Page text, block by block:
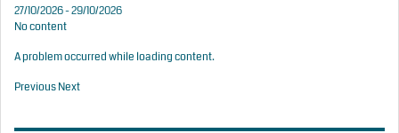
27/10/2026 - 29/10/2026
No content
A problem occurred while loading content.
PreviousNext